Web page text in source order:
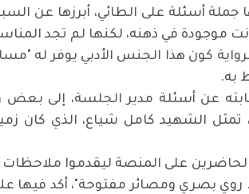
جملة أسئلة على الطائي، أبرزها عن
موجودة في ذهنه، لكنها لم تجد
الرواية كون هذا الجنس الأدبي يوفر
به.
عن أسئلة مدير الجلسة، إلى بعض
تمثل الشهيد كامل شياع، الذي كان
على المنصة ليقدموا ملاحظات
روي بصري ومصائر مفتوحة"، أكد